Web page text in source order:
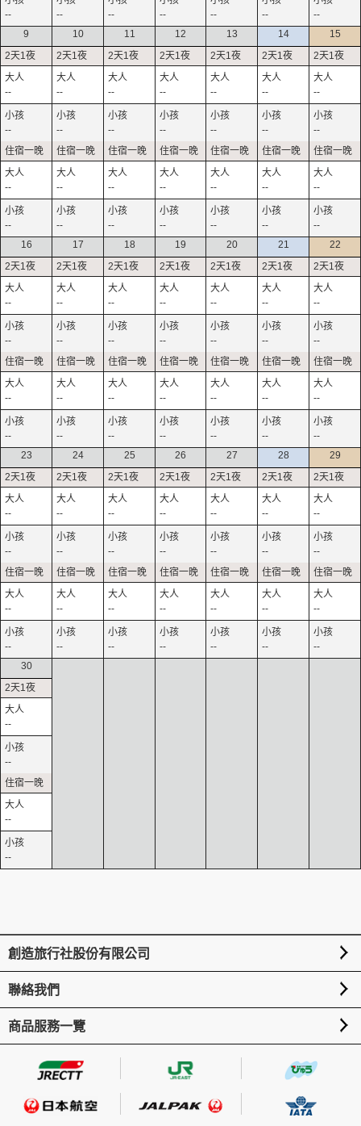
-- -- -- -- -- --
--
9
--
--
--
--
10
--
--
--
--
11
--
--
--
--
12
--
--
--
--
13
--
--
--
--
14
--
--
--
--
15
--
--
--
--
16
--
--
--
--
17
--
--
--
--
18
--
--
--
--
19
--
--
--
--
20
--
--
--
--
21
--
--
--
--
22
--
--
--
--
23
--
--
--
--
24
--
--
--
--
25
--
--
--
--
26
--
--
--
--
27
--
--
--
--
28
--
--
--
--
29
--
--
--
--
30
--
--
--
--
創造旅行社股份有限公司
聯絡我們
商品服務一覽